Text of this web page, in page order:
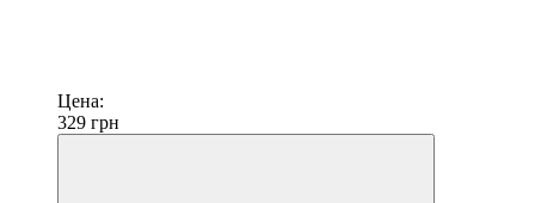
Цена:
329 грн